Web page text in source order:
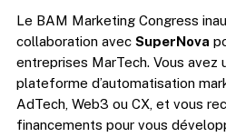
Le BAM Marketing Congress
collaboration avec SuperNova
entreprises MarTech. Vous avez
plateforme d’automatisation
AdTech, Web3 ou CX, et vous
financements pour vous